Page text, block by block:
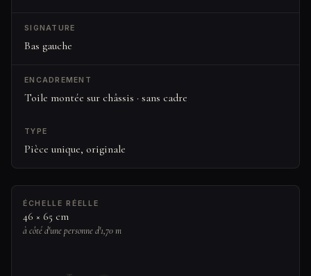
SIGNATURE
Bas gauche
ENCADREMENT
Toile montée sur châssis · sans cadre
TYPE
Pièce unique, originale
ÉCHELLE RÉELLE
46 × 65 cm
à côté d'une personne d'1,70 m